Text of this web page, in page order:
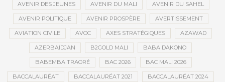
AVENIR DES JEUNES AVENIR DU MALI AVENIR DU SAHEL
AVENIR POLITIQUE AVENIR PROSPÈRE AVERTISSEMENT
AVIATION CIVILE AVOC AXES STRATÉGIQUES AZAWAD
AZERBAÏDJAN B2GOLD MALI BABA DAKONO
BABEMBA TRAORÉ BAC 2026 BAC MALI 2026
BACCALAURÉAT BACCALAURÉAT 2021 BACCALAURÉAT 2024